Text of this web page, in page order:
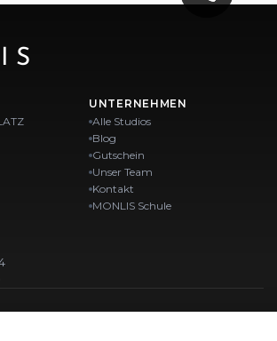
UNTERNEHMEN
Alle Studios
Blog
Gutschein
Unser Team
Kontakt
MONLIS Schule